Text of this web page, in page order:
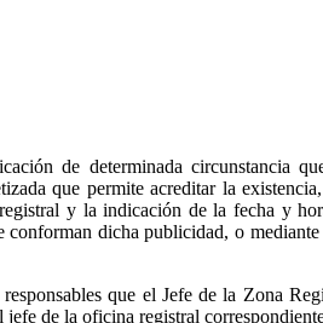
de determinada circunstancia
que permite acreditar la
y la indicación de la fecha y
dicha publicidad, o
que el Jefe de la Zona
de la oficina registral